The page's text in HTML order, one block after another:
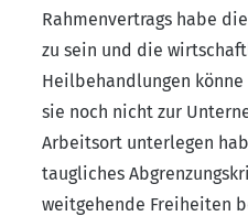
Rahmenvertrags habe
zu sein und die
Heilbehandlungen
sie noch nicht zur
Arbeitsort unterlegen
taugliches
weitgehende Freiheiten